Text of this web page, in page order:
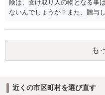
険は、受け取り人の物となる事
ないんでしょうか？また、贈与
うか？ 保険は原則として受取
の割合が高い場合、掛け金が一
の額の場合などは特別受益とし
す。 多額の現金の引き出しは
て相談された方がよいと思います
も
近くの市区町村を選び直す